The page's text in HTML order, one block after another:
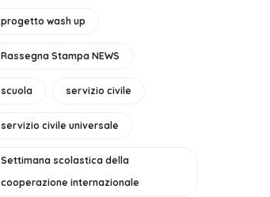
progetto wash up
Rassegna Stampa NEWS
scuola servizio civile
servizio civile universale
Settimana scolastica della
cooperazione internazionale